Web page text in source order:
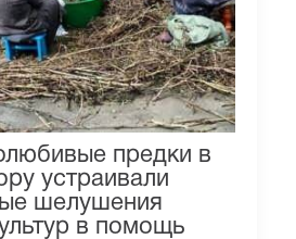
предки в
устраивали
шелушения
в помощь